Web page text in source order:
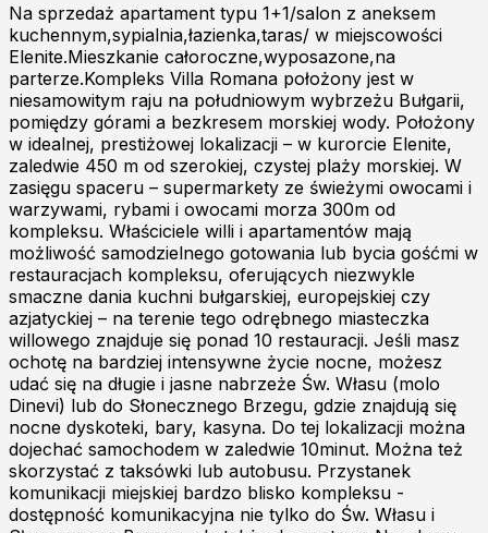
Na sprzedaż apartament typu 1+1/salon z aneksem
kuchennym,sypialnia,łazienka,taras/ w miejscowości
Elenite.Mieszkanie całoroczne,wyposazone,na
parterze.Kompleks Villa Romana położony jest w
niesamowitym raju na południowym wybrzeżu Bułgarii,
pomiędzy górami a bezkresem morskiej wody. Położony
w idealnej, prestiżowej lokalizacji – w kurorcie Elenite,
zaledwie 450 m od szerokiej, czystej plaży morskiej. W
zasięgu spaceru – supermarkety ze świeżymi owocami i
warzywami, rybami i owocami morza 300m od
kompleksu. Właściciele willi i apartamentów mają
możliwość samodzielnego gotowania lub bycia gośćmi w
restauracjach kompleksu, oferujących niezwykle
smaczne dania kuchni bułgarskiej, europejskiej czy
azjatyckiej – na terenie tego odrębnego miasteczka
willowego znajduje się ponad 10 restauracji. Jeśli masz
ochotę na bardziej intensywne życie nocne, możesz
udać się na długie i jasne nabrzeże Św. Własu (molo
Dinevi) lub do Słonecznego Brzegu, gdzie znajdują się
nocne dyskoteki, bary, kasyna. Do tej lokalizacji można
dojechać samochodem w zaledwie 10minut. Można też
skorzystać z taksówki lub autobusu. Przystanek
komunikacji miejskiej bardzo blisko kompleksu -
dostępność komunikacyjna nie tylko do Św. Własu i